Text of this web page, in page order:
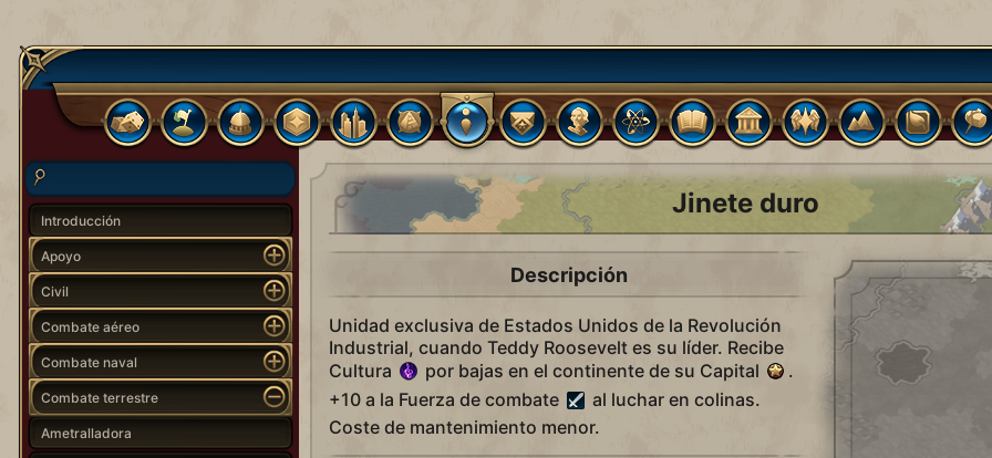
Introducción
Apoyo
Civil
Combate aéreo
Combate naval
Combate terrestre
Ametralladora
Jinete duro
Descripción
Unidad exclusiva de Estados Unidos de la Revolución
Industrial, cuando Teddy Roosevelt es su líder. Recibe
Cultura
por bajas en el continente de su Capital
.
+10 a la Fuerza de combate
al luchar en colinas.
Coste de mantenimiento menor.